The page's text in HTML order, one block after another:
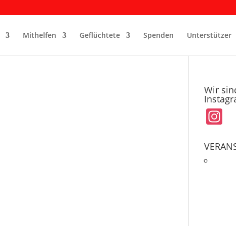
Mithelfen Geflüchtete Spenden Unterstützer
Wir
In
a